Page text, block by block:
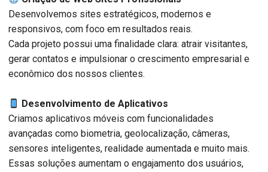
Desenvolvemos sites estratégicos, modernos e
responsivos, com foco em resultados reais.
Cada projeto possui uma finalidade clara: atrair visitantes,
gerar contatos e impulsionar o crescimento empresarial e
econômico dos nossos clientes.
Desenvolvimento de Aplicativos
Criamos aplicativos móveis com funcionalidades
avançadas como biometria, geolocalização, câmeras,
sensores inteligentes, realidade aumentada e muito mais.
Essas soluções aumentam o engajamento dos usuários,